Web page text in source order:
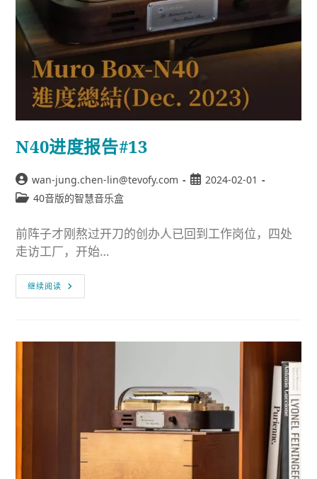
N40进度报告#13
wan-jung.chen-lin@tevofy.com
2024-02-01
40音版的智慧音乐盒
前阵子才刚熬过开刀的创办人已回到工作岗位，四处
走访工厂，开始…
继续阅读